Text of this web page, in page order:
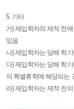
5. 기타
가) 재입학자의 제적 전
있음
나) 재입학자는 당해 학
다) 재입학자는 당해 학
의 특별휴학에 해당되는
라) 재입학자는 제적 전